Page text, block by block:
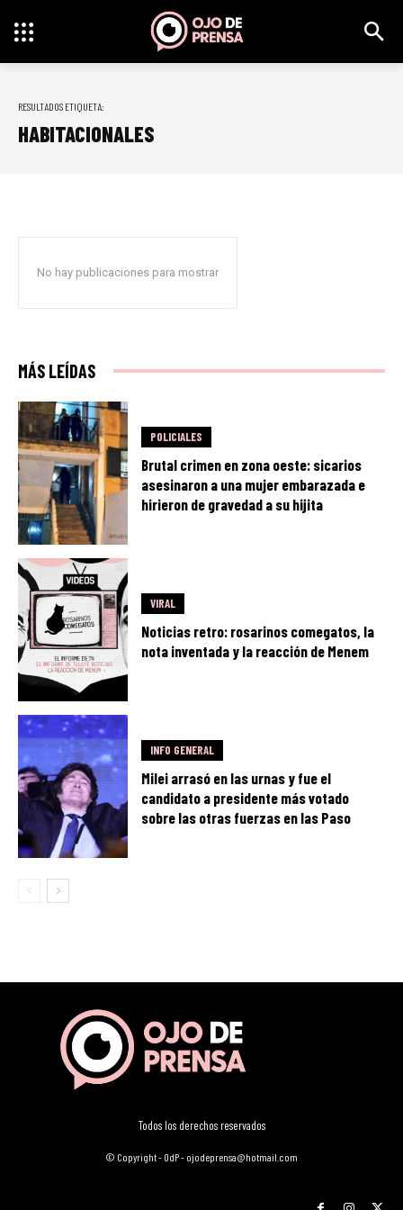
RESULTADOS ETIQUETA:
HABITACIONALES
No hay publicaciones para mostrar
MÁS LEÍDAS
POLICIALES
Brutal crimen en zona oeste: sicarios
asesinaron a una mujer embarazada e
hirieron de gravedad a su hijita
VIRAL
Noticias retro: rosarinos comegatos, la
nota inventada y la reacción de Menem
INFO GENERAL
Milei arrasó en las urnas y fue el
candidato a presidente más votado
sobre las otras fuerzas en las Paso
Todos los derechos reservados
© Copyright - OdP - ojodeprensa@hotmail.com